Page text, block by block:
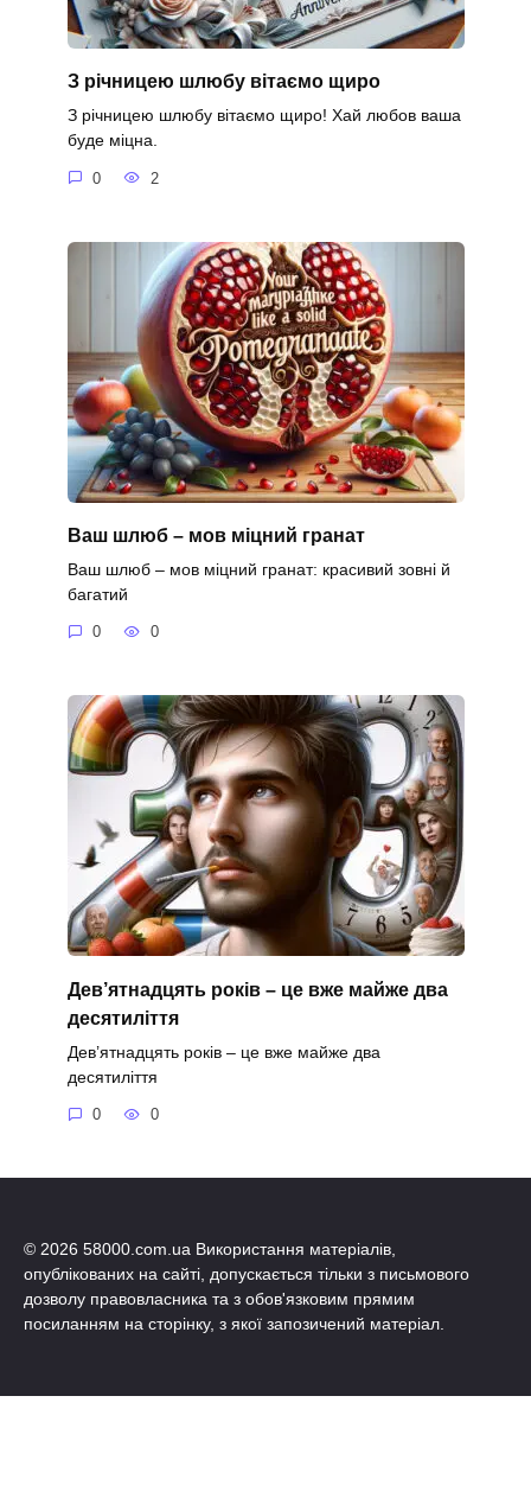
З річницею шлюбу вітаємо щиро
З річницею шлюбу вітаємо щиро! Хай любов ваша
буде міцна.
0 2
Ваш шлюб – мов міцний гранат
Ваш шлюб – мов міцний гранат: красивий зовні й
багатий
0 0
Дев’ятнадцять років – це вже майже два
десятиліття
Дев’ятнадцять років – це вже майже два
десятиліття
0 0
© 2026 58000.com.ua Використання матеріалів,
опублікованих на сайті, допускається тільки з письмового
дозволу правовласника та з обов'язковим прямим
посиланням на сторінку, з якої запозичений матеріал.